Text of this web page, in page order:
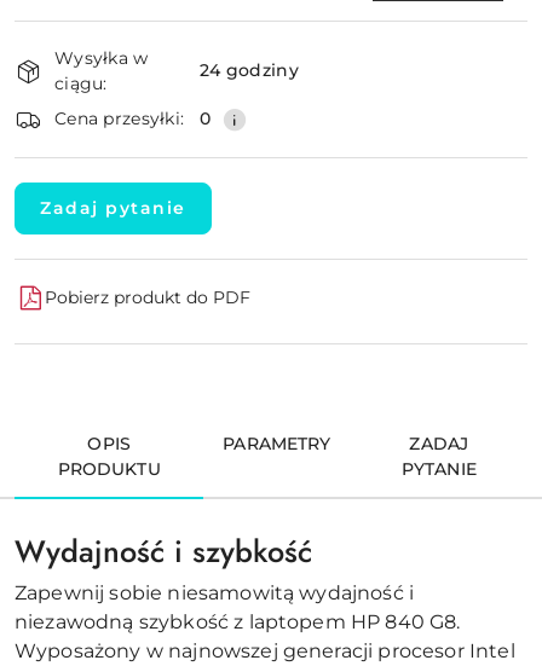
Dostępność
i
dostawa
Wysyłka w
ciągu:
24 godziny
Cena przesyłki: 0
Zadaj pytanie
Pobierz produkt do PDF
OPIS
PRODUKTU
PARAMETRY
ZADAJ
PYTANIE
Wydajność i szybkość
Zapewnij sobie niesamowitą wydajność i
niezawodną szybkość z laptopem HP 840 G8.
Wyposażony w najnowszej generacji procesor Intel